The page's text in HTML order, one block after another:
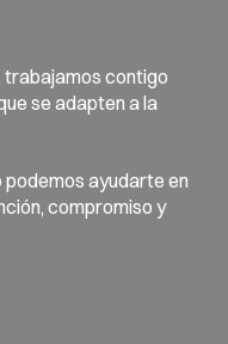
trabajamos contigo
se adapten a la
ayudarte en
compromiso y